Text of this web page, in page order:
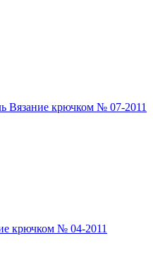
Вязание крючком № 07-2011
крючком № 04-2011